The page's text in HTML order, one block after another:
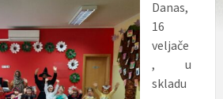
Danas,
16
veljače
, u
skladu